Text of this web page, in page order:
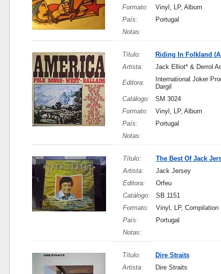
Formato:
Vinyl, LP, Album
País:
Portugal
Notas:
Título:
Riding In Folkland
Artista:
Jack Elliot* & Derrol
Editora:
International Joker
Dargil
Catálogo:
SM 3024
Formato:
Vinyl, LP, Album
País:
Portugal
Notas:
Título:
The Best Of Jack
Artista:
Jack Jersey
Editora:
Orfeu
Catálogo:
SB 1151
Formato:
Vinyl, LP, Compilation
País:
Portugal
Notas:
Título:
Dire Straits
Artista:
Dire Straits